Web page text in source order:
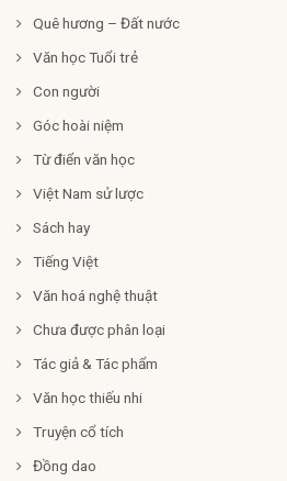
Quê hương – Đất nước
Văn học Tuổi trẻ
Con người
Góc hoài niệm
Từ điển văn học
Việt Nam sử lược
Sách hay
Tiếng Việt
Văn hoá nghệ thuật
Chưa được phân loại
Tác giả & Tác phẩm
Văn học thiếu nhi
Truyện cổ tích
Đồng dao